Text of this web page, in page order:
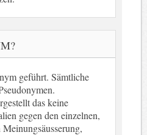
geführt. Sämtliche
das keine
gegen den einzelnen,